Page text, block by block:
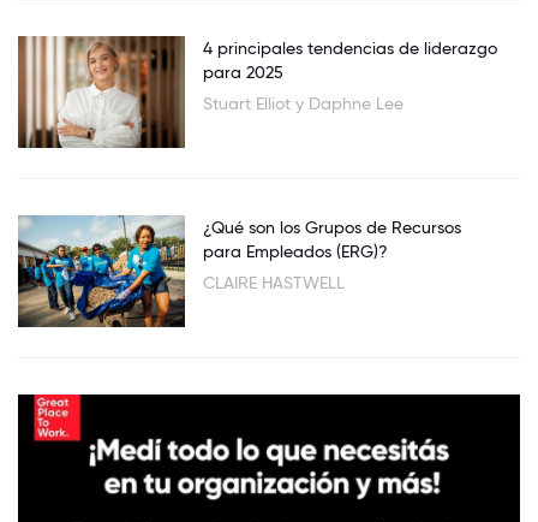
4 principales tendencias de liderazgo
para 2025
Stuart Elliot y Daphne Lee
¿Qué son los Grupos de Recursos
para Empleados (ERG)?
CLAIRE HASTWELL